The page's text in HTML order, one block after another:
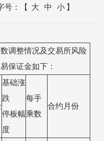
号： 【 大 中 小 】
调整情况及交易所风险
保证金如下：
基础涨
跌
停板幅
度
每手
乘数
合约月份